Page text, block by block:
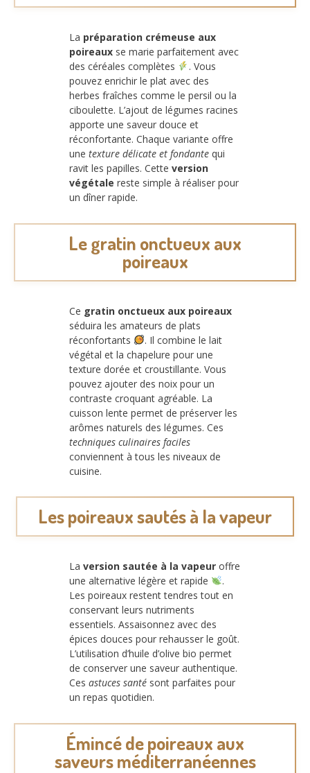
La préparation crémeuse aux
poireaux se marie parfaitement avec
des céréales complètes
. Vous
pouvez enrichir le plat avec des
herbes fraîches comme le persil ou la
ciboulette. L’ajout de légumes racines
apporte une saveur douce et
réconfortante. Chaque variante offre
une texture délicate et fondante qui
ravit les papilles. Cette version
végétale reste simple à réaliser pour
un dîner rapide.
Le gratin onctueux aux
poireaux
Ce gratin onctueux aux poireaux
séduira les amateurs de plats
réconfortants
. Il combine le lait
végétal et la chapelure pour une
texture dorée et croustillante. Vous
pouvez ajouter des noix pour un
contraste croquant agréable. La
cuisson lente permet de préserver les
arômes naturels des légumes. Ces
techniques culinaires faciles
conviennent à tous les niveaux de
cuisine.
Les poireaux sautés à la vapeur
La version sautée à la vapeur offre
une alternative légère et rapide
.
Les poireaux restent tendres tout en
conservant leurs nutriments
essentiels. Assaisonnez avec des
épices douces pour rehausser le goût.
L’utilisation d’huile d’olive bio permet
de conserver une saveur authentique.
Ces astuces santé sont parfaites pour
un repas quotidien.
Émincé de poireaux aux
saveurs méditerranéennes